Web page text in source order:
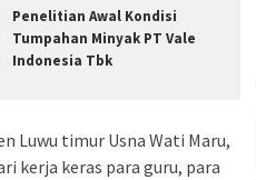
Penelitian Awal Kondisi
Tumpahan Minyak PT Vale
Indonesia Tbk
Luwu timur Usna Wati Maru,
kerja keras para guru, para